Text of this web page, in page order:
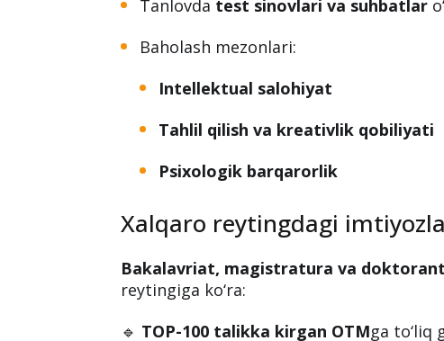
Tanlovda test sinovlari va suhbatlar
Baholash mezonlari:
Intellektual salohiyat
Tahlil qilish va kreativlik qobiliyati
Psixologik barqarorlik
Xalqaro reytingdagi
Bakalavriat, magistratura va
reytingiga ko‘ra:
🔹 TOP-100 talikka kirgan OTMga to‘liq